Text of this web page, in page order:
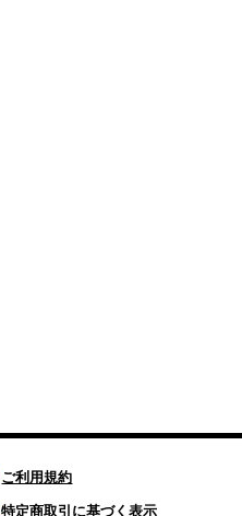
ご利用規約
特定商取引に基づく表示